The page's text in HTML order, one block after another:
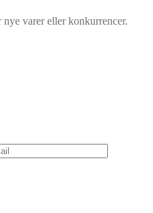
varer eller konkurrencer.